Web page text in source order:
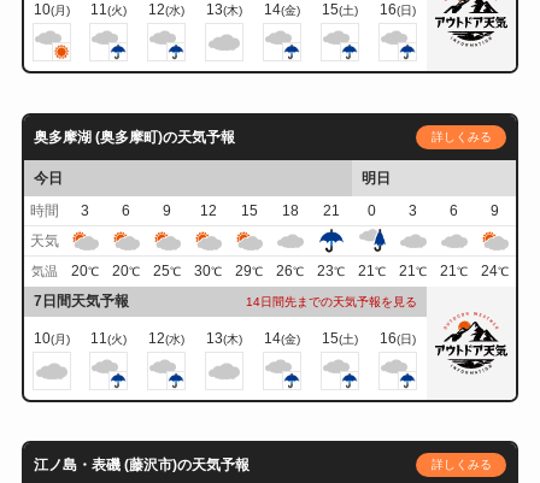
10(月) 11(火) 12(水) 13(木) 14(金) 15(土) 16(日)
奥多摩湖 (奥多摩町)の天気予報 詳しくみる
今日
明日
時間
3 6 9 12 15 18 21 0 3 6
9
天気
気温 20℃ 20℃ 25℃ 30℃ 29℃ 26℃ 23℃ 21℃ 21℃ 21℃ 24℃
7日間天気予報 14日間先までの天気予報を見る
10(月) 11(火) 12(水) 13(木) 14(金) 15(土) 16(日)
江ノ島・表磯 (藤沢市)の天気予報 詳しくみる